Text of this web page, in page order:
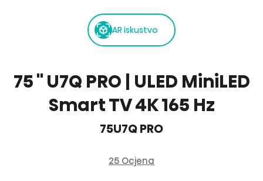
AR iskustvo
75 '' U7Q PRO | ULED MiniLED
Smart TV 4K 165 Hz
75U7Q PRO
25 Ocjena